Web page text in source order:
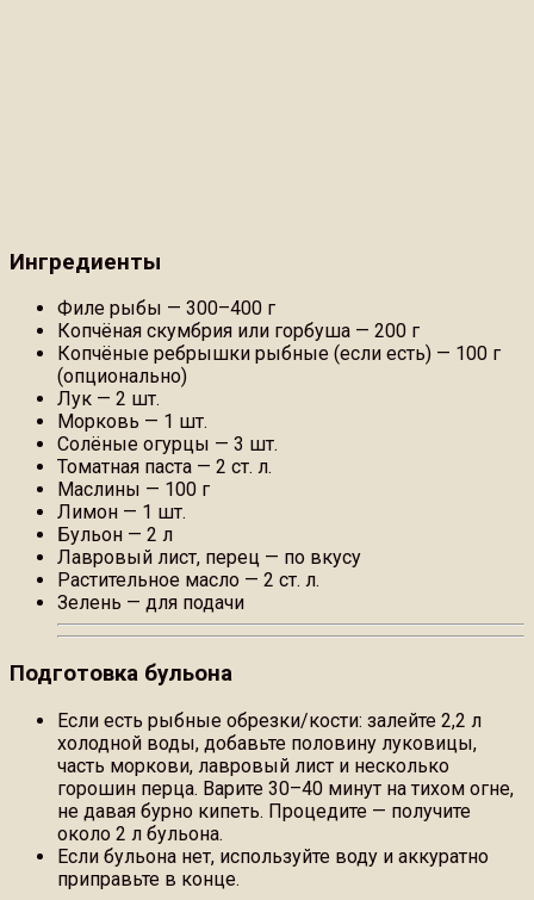
Ингредиенты
Филе рыбы — 300–400 г
Копчёная скумбрия или горбуша — 200 г
Копчёные ребрышки рыбные (если есть) — 100 г
(опционально)
Лук — 2 шт.
Морковь — 1 шт.
Солёные огурцы — 3 шт.
Томатная паста — 2 ст. л.
Маслины — 100 г
Лимон — 1 шт.
Бульон — 2 л
Лавровый лист, перец — по вкусу
Растительное масло — 2 ст. л.
Зелень — для подачи
Подготовка бульона
Если есть рыбные обрезки/кости: залейте 2,2 л
холодной воды, добавьте половину луковицы,
часть моркови, лавровый лист и несколько
горошин перца. Варите 30–40 минут на тихом огне,
не давая бурно кипеть. Процедите — получите
около 2 л бульона.
Если бульона нет, используйте воду и аккуратно
приправьте в конце.